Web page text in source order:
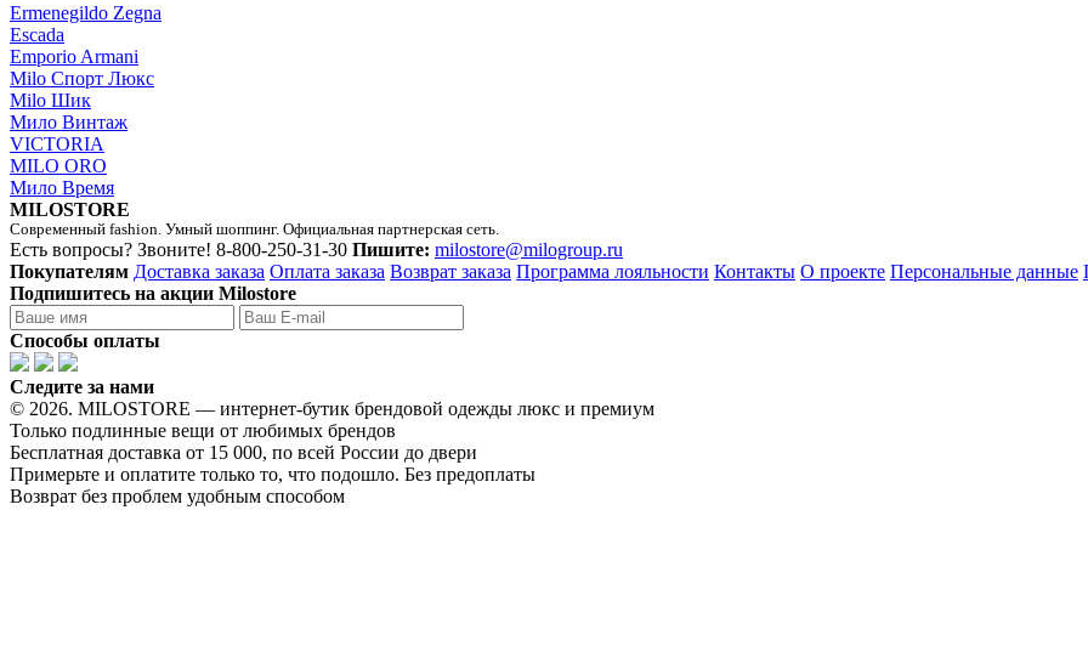
Ermenegildo Zegna
Escada
Emporio Armani
Milo Спорт Люкс
Milo Шик
Мило Винтаж
VICTORIA
MILO ORO
Мило Время
MILOSTORE
Современный fashion. Умный шоппинг. Официальная партнерская сеть.
Есть вопросы? Звоните! 8-800-250-31-30 Пишите: milostore@milogroup.ru
Покупателям Доставка заказа Оплата заказа Возврат заказа Программа лояльности Контакты О проекте Персональные данные
Подпишитесь на акции Milostore
Способы оплаты
Следите за нами
© 2026. MILOSTORE — интернет-бутик брендовой одежды люкс и премиум
Только подлинные вещи от любимых брендов
Бесплатная доставка от 15 000, по всей России до двери
Примерьте и оплатите только то, что подошло. Без предоплаты
Возврат без проблем удобным способом